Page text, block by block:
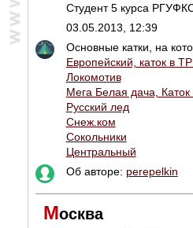
Студент 5 курса
03.05.2013, 12:39
Основные катки, на
Европейский, каток в
Локомотив
Мега Белая дача, Каток
Русский лед
Снеж.ком
Сокольники
Центральный
Об авторе: perepelkin
Москва